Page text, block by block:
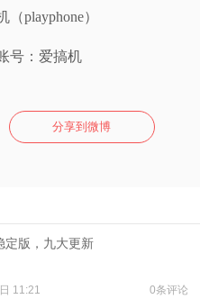
playphone）
号：爱搞机
分享到微博
定版，九大更新
11:21 0条评论